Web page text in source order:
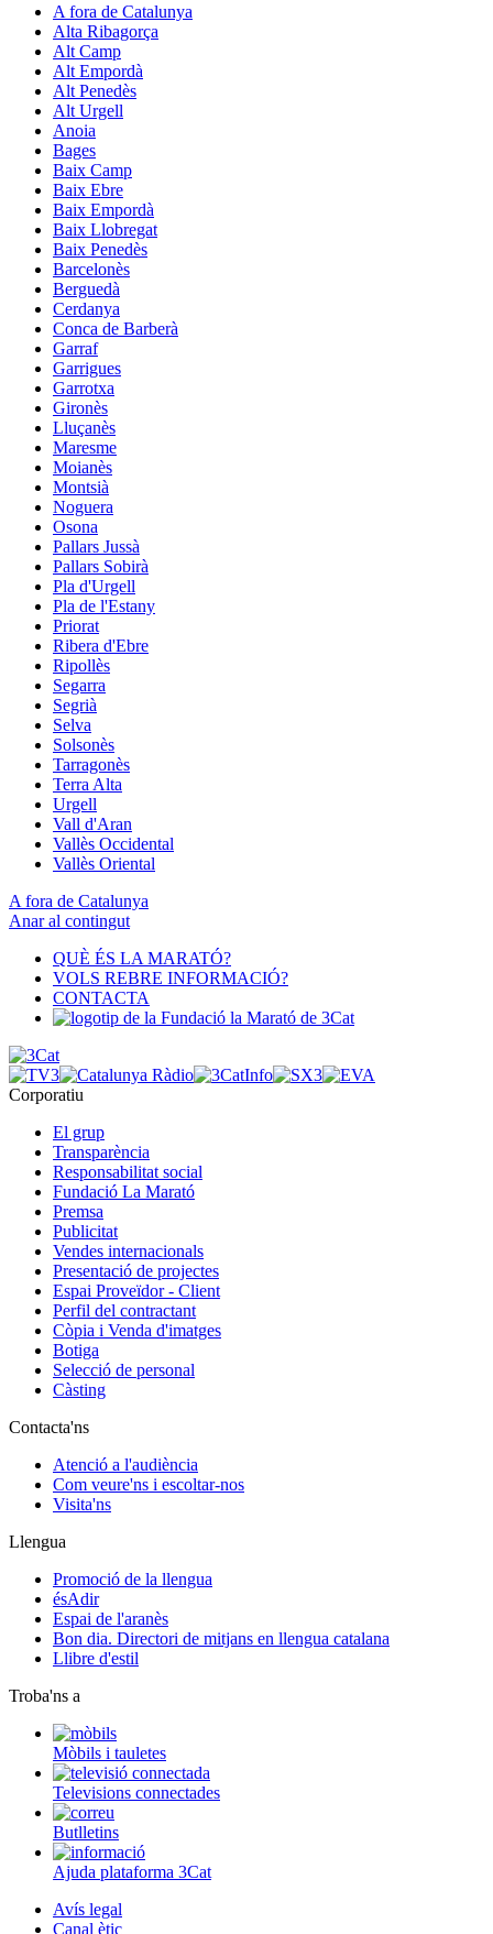
A fora de Catalunya
Alta Ribagorça
Alt Camp
Alt Empordà
Alt Penedès
Alt Urgell
Anoia
Bages
Baix Camp
Baix Ebre
Baix Empordà
Baix Llobregat
Baix Penedès
Barcelonès
Berguedà
Cerdanya
Conca de Barberà
Garraf
Garrigues
Garrotxa
Gironès
Lluçanès
Maresme
Moianès
Montsià
Noguera
Osona
Pallars Jussà
Pallars Sobirà
Pla d'Urgell
Pla de l'Estany
Priorat
Ribera d'Ebre
Ripollès
Segarra
Segrià
Selva
Solsonès
Tarragonès
Terra Alta
Urgell
Vall d'Aran
Vallès Occidental
Vallès Oriental
A fora de Catalunya
Anar al contingut
QUÈ ÉS LA MARATÓ?
VOLS REBRE INFORMACIÓ?
CONTACTA
Corporatiu
El grup
Transparència
Responsabilitat social
Fundació La Marató
Premsa
Publicitat
Vendes internacionals
Presentació de projectes
Espai Proveïdor - Client
Perfil del contractant
Còpia i Venda d'imatges
Botiga
Selecció de personal
Càsting
Contacta'ns
Atenció a l'audiència
Com veure'ns i escoltar-nos
Visita'ns
Llengua
Promoció de la llengua
ésAdir
Espai de l'aranès
Bon dia. Directori de mitjans en llengua catalana
Llibre d'estil
Troba'ns a
Mòbils i tauletes
Televisions connectades
Butlletins
Ajuda plataforma 3Cat
Avís legal
Canal ètic